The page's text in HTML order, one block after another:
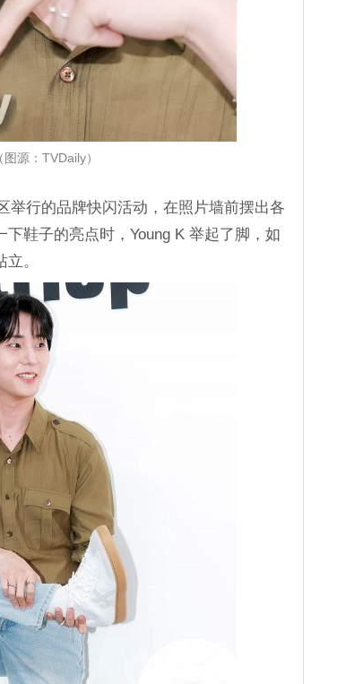
源：TVDaily）
举行的品牌快闪活动，在照片墙前摆出各
鞋子的亮点时，Young K 举起了脚，如
。